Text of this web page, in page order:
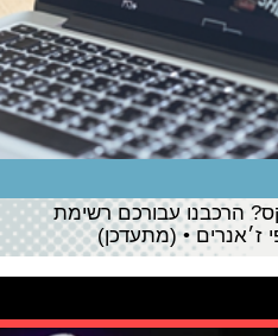
הרכבנו עבורכם רשימת
• (מתעדכן)